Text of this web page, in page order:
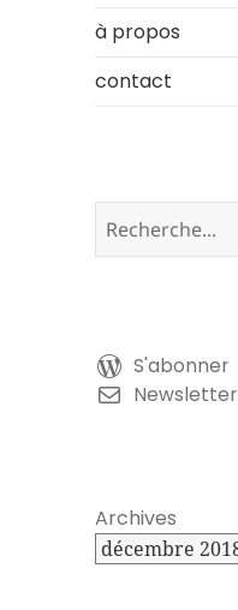
à propos
contact
S'abonner
Newsletter
Archives